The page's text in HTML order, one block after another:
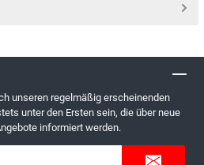
unseren regelmäßig erscheinenden
unter den Ersten sein, die über neue
informiert werden.